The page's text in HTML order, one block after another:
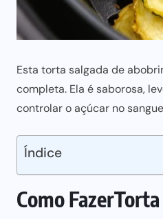
Esta torta salgada de
completa. Ela é saborosa,
controlar o açúcar no sangue
Índice
Como Fazer